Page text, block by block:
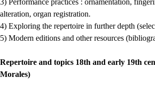
3) Performance practices : ornamentation,
alteration, organ registration.
4) Exploring the repertoire in further depth
5) Modern editions and other resources
Repertoire and topics 18th and early 19th
Morales)